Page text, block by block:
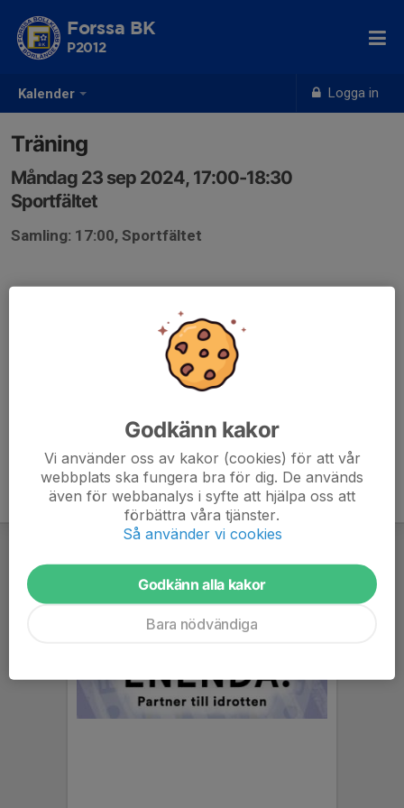
Kalender Logga in
Forssa BK
P2012
Träning
Måndag 23 sep 2024, 17:00-18:30
Sportfältet
Samling: 17:00, Sportfältet
Godkänn kakor
Vi använder oss av kakor (cookies) för att vår
webbplats ska fungera bra för dig. De används
även för webbanalys i syfte att hjälpa oss att
förbättra våra tjänster.
Så använder vi cookies
Godkänn alla kakor
Bara nödvändiga